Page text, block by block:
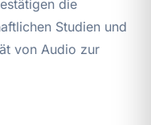
die
Studien und
von Audio zur